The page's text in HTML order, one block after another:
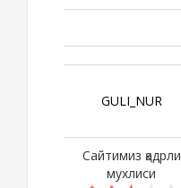
GULI_NUR
Сайтимиз қадрли
мухлиси